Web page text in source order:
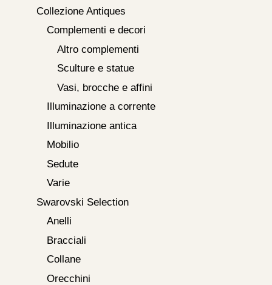
Collezione Antiques
Complementi e decori
Altro complementi
Sculture e statue
Vasi, brocche e affini
Illuminazione a corrente
Illuminazione antica
Mobilio
Sedute
Varie
Swarovski Selection
Anelli
Bracciali
Collane
Orecchini